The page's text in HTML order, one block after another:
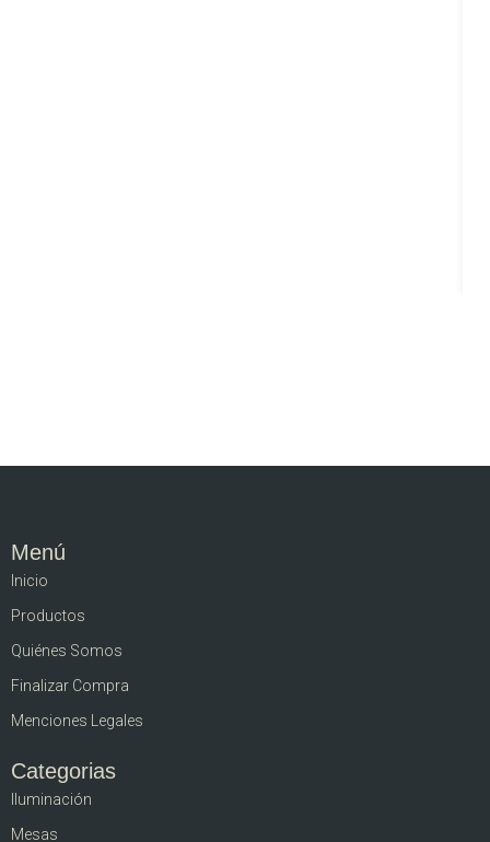
Menú
Inicio
Productos
Quiénes Somos
Finalizar Compra
Menciones Legales
Categorias
Iluminación
Mesas